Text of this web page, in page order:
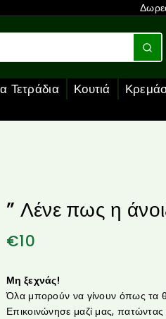
Τετράδια Κουτιά
” Λένε πως η
€10
Μη ξεχνάς!
Όλα μπορούν να γίνουν όπως τα
Επικοινώνησε μαζί μας,